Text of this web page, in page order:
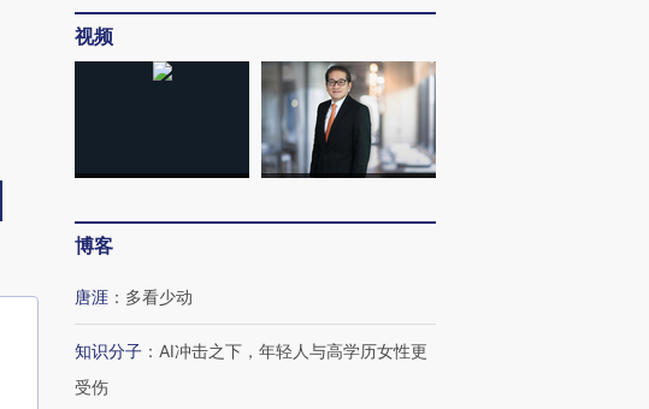
视频
博客
唐涯 ： 多看少动
知识分子 ： AI冲击之下，年轻人与高学历女性更
受伤